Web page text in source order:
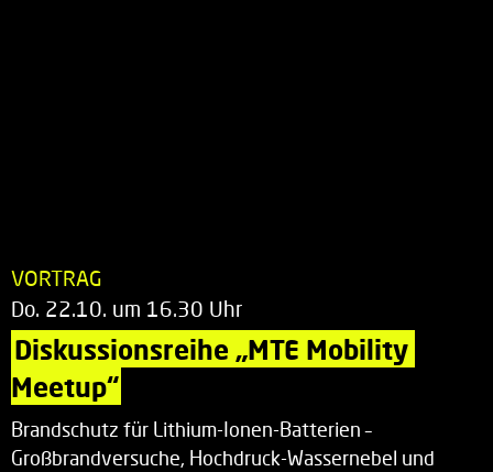
VORTRAG
Do. 22.10. um 16.30 Uhr
Diskussionsreihe „MTE Mobility
Meetup“
Brandschutz für Lithium-Ionen-Batterien –
Großbrandversuche, Hochdruck-Wassernebel und